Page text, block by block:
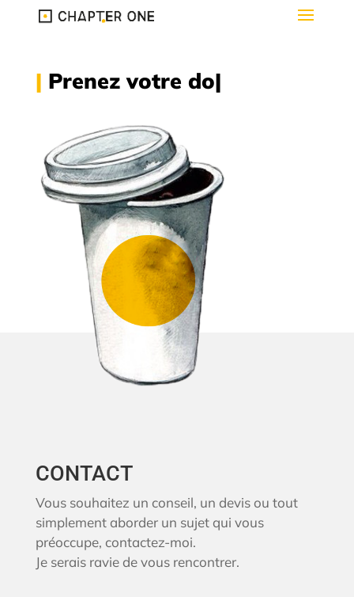
| Prenez votre dose.
CONTACT
Vous souhaitez un conseil, un devis ou tout
simplement aborder un sujet qui vous
préoccupe, contactez-moi.
Je serais ravie de vous rencontrer.